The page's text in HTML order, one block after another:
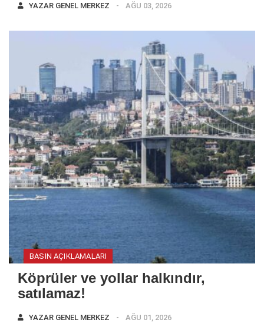
YAZAR GENEL MERKEZ AĞU 03, 2026
BASIN AÇIKLAMALARI
Köprüler ve yollar halkındır,
satılamaz!
YAZAR GENEL MERKEZ AĞU 01, 2026